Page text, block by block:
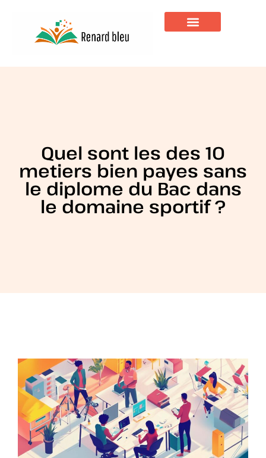
Quel sont les des 10
metiers bien payes sans
le diplome du Bac dans
le domaine sportif ?